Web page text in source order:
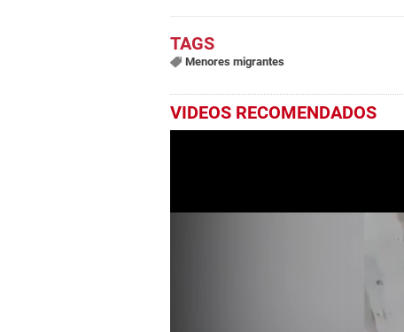
Menores migrantes
VIDEOS RECOMENDADOS